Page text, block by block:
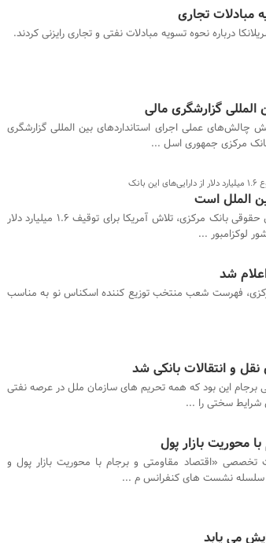
مبادلات تجاری
درباره نحوه تسویه مبادلات نفتی و تجاری رایزنی کردند.
گزارشگری مالی
چالش‌های عملی اجرای استانداردهای بین المللی گزارشگری
الملل است
مدیرکل حقوقی بانک مرکزی، تلاش آمریکا برای توقیف 1.6 میلیارد دلار
لوکزامبور ...
شد
فهرست شعب منتخب توزیع کننده اسکناس نو به مناسب
و انتقالات بانکی شد
برجام این بود که همه تحریم های سازمان ملل در عرصه نفتی
شرایط سختی را ...
محوریت بازار پول
«اقتصاد مقاومتی و برجام با محوریت بازار پول و
سلسله نشست های کنفرانس م ...
می یابد